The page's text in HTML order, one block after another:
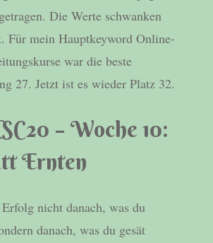
Die Werte schwanken
Für mein Hauptkeyword Online-
war die beste
27. Jetzt ist es wieder Platz 32.
– Woche 10:
Ernten
nicht danach, was du
danach, was du gesät